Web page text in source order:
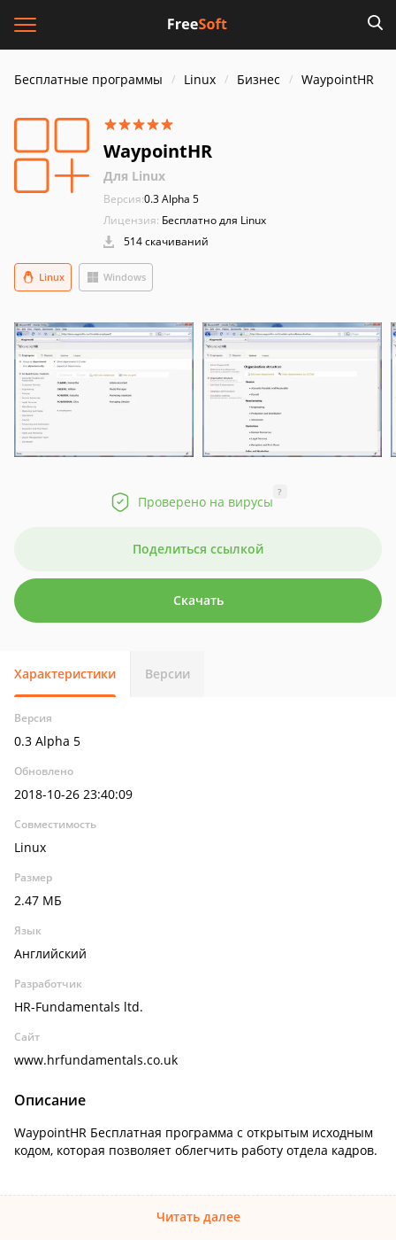
Бесплатные программы Linux Бизнес WaypointHR
WaypointHR
Для Linux
Версия:0.3 Alpha 5
Лицензия: Бесплатно для Linux
514 скачиваний
Linux Windows
Проверено на вирусы
?
Поделиться ссылкой
Скачать
Характеристики Версии
Версия
0.3 Alpha 5
Обновлено
2018-10-26 23:40:09
Совместимость
Linux
Размер
2.47 МБ
Язык
Английский
Разработчик
HR-Fundamentals ltd.
Сайт
www.hrfundamentals.co.uk
Описание
WaypointHR Бесплатная программа с открытым исходным
кодом, которая позволяет облегчить работу отдела кадров.
Читать далее